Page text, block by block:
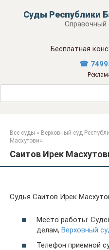
Суды Республики
Справочный
Бесплатная
☎
Поиск:
Все суды » Верховный суд
Масхутович
Саитов Ирек
Судья Саитов Ирек
Место работы:
делам, Верховный
Телефон приемной